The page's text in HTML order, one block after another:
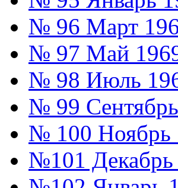
№ 96 Март
№ 97 Май
№ 98 Июль
№ 99
№ 100 Ноябрь
№101 Декабрь